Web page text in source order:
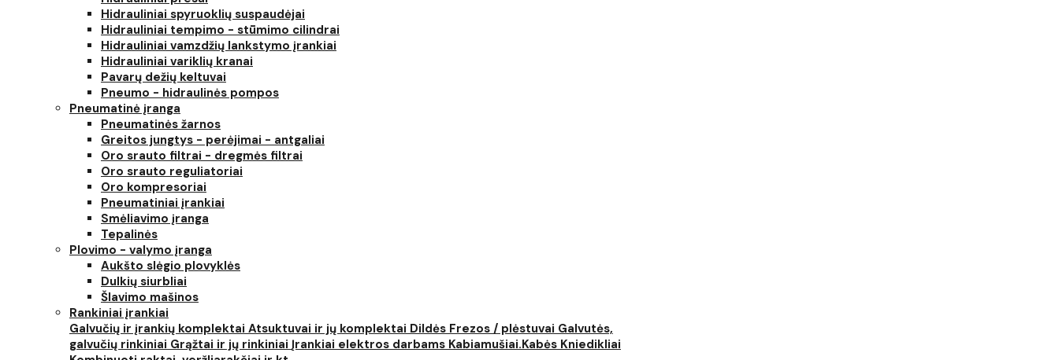
Hidrauliniai spyruoklių suspaudėjai
Hidrauliniai tempimo - stūmimo cilindrai
Hidrauliniai vamzdžių lankstymo įrankiai
Hidrauliniai variklių kranai
Pavarų dežių keltuvai
Pneumo - hidraulinės pompos
Pneumatinė įranga
Pneumatinės žarnos
Greitos jungtys - perėjimai - antgaliai
Oro srauto filtrai - dregmės filtrai
Oro srauto reguliatoriai
Oro kompresoriai
Pneumatiniai įrankiai
Smėliavimo įranga
Tepalinės
Plovimo - valymo įranga
Aukšto slėgio plovyklės
Dulkių siurbliai
Šlavimo mašinos
Rankiniai įrankiai
Galvučių ir įrankių komplektai Atsuktuvai ir jų komplektai Dildės Frezos / plėstuvai Galvutės,
galvučių rinkiniai Grąžtai ir jų rinkiniai Įrankiai elektros darbams Kabiamušiai.Kabės Kniedikliai